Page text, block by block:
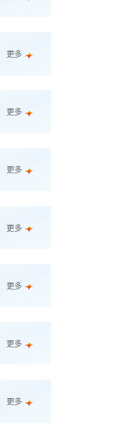
更多
更多
更多
更多
更多
更多
更多